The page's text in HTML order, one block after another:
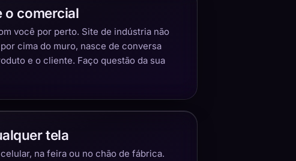
o comercial
você por perto. Site de indústria não
cima do muro, nasce de conversa
e o cliente. Faço questão da sua
tela
na feira ou no chão de fábrica.